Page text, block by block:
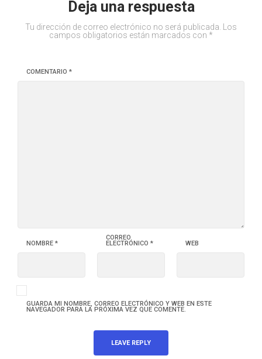
Deja una respuesta
Tu dirección de correo electrónico no será publicada. Los
campos obligatorios están marcados con *
COMENTARIO *
NOMBRE *
CORREO
ELECTRÓNICO * WEB
GUARDA MI NOMBRE, CORREO ELECTRÓNICO Y WEB EN ESTE
NAVEGADOR PARA LA PRÓXIMA VEZ QUE COMENTE.